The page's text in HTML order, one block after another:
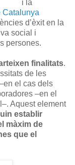
i la
Catalunya
d’èxit en la
social i
persones.
finalitats.
de les
el cas dels
–en el
Aquest element
establir
màxim de
que el